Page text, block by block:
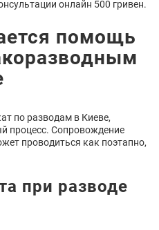
онлайн 500 гривен.
помощь
по разводам в Киеве,
процесс. Сопровождение
проводиться как поэтапно,
при разводе